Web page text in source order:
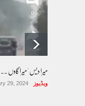
میرا دیس ' میرا گاوں
ویڈیوز 29, 2024